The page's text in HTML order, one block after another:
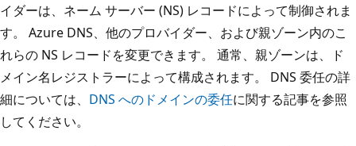
イダーは、ネーム サーバー (NS) レコードによって制御されま
す。 Azure DNS、他のプロバイダー、および親ゾーン内のこ
れらの NS レコードを変更できます。 通常、親ゾーンは、ド
メイン名レジストラーによって構成されます。 DNS 委任の詳
細については、 DNS へのドメインの委任に関する記事を参照
してください。